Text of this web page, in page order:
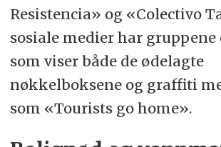
Resistencia» og «Colectivo
sosiale medier har
som viser både de ødelagte
nøkkelboksene og graffiti
som «Tourists go home».